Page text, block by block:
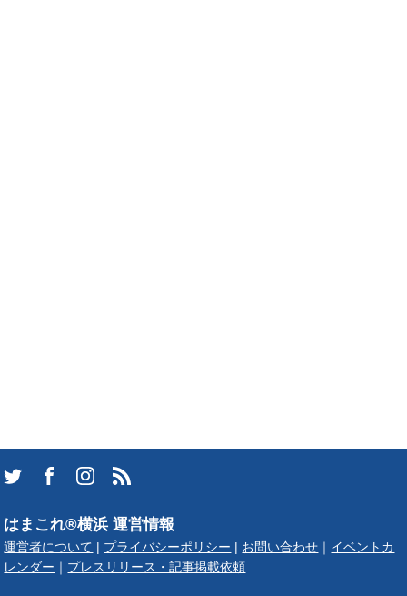
はまこれ®横浜 運営情報
運営者について プライバシーポリシー お問い合わせ
イベントカ
レンダー
プレスリリース・記事掲載依頼